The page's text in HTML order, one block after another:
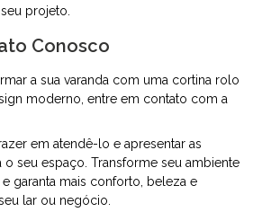
projeto.
Conosco
a sua varanda com uma cortina rolo
moderno, entre em contato com a
em atendê-lo e apresentar as
seu espaço. Transforme seu ambiente
garanta mais conforto, beleza e
lar ou negócio.